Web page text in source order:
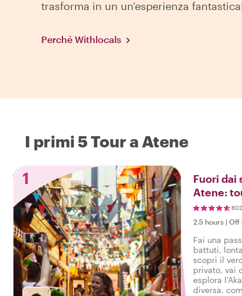
trasforma in un un'esperienza
Perché Withlocals
I primi 5 Tour a Atene
1
Fuori dai
Atene:
2.5 hours | Off
Fai una
battuti,
scopri il
privato, vai
esplora
diversa,